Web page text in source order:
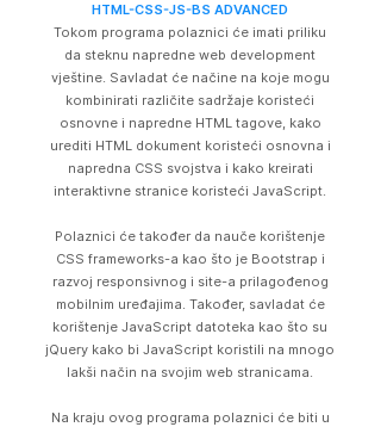
HTML-CSS-JS-BS ADVANCED
Tokom programa polaznici će imati priliku
da steknu napredne web development
vještine. Savladat će načine na koje mogu
kombinirati različite sadržaje koristeći
osnovne i napredne HTML tagove, kako
urediti HTML dokument koristeći osnovna i
napredna CSS svojstva i kako kreirati
interaktivne stranice koristeći JavaScript.
Polaznici će također da nauče korištenje
CSS frameworks-a kao što je Bootstrap i
razvoj responsivnog i site-a prilagođenog
mobilnim uređajima. Također, savladat će
korištenje JavaScript datoteka kao što su
jQuery kako bi JavaScript koristili na mnogo
lakši način na svojim web stranicama.
Na kraju ovog programa polaznici će biti u